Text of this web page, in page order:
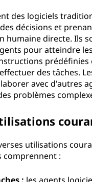
des logiciels
décisions et
humaine directe. Ils
pour atteindre
prédéfinies
des tâches.
avec d'autres
problèmes
utilisations
comprennent :